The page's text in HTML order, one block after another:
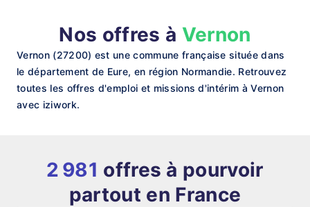
Nos offres à Vernon
Vernon (27200) est une commune française située dans
le département de Eure, en région Normandie. Retrouvez
toutes les offres d'emploi et missions d'intérim à Vernon
avec iziwork.
2 981 offres à pourvoir
partout en France